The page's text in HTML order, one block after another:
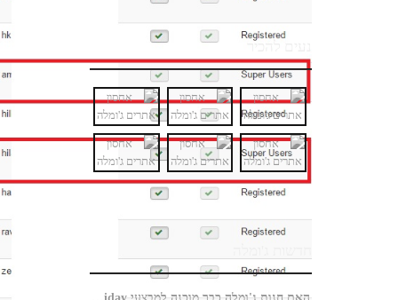
נעים להכיר